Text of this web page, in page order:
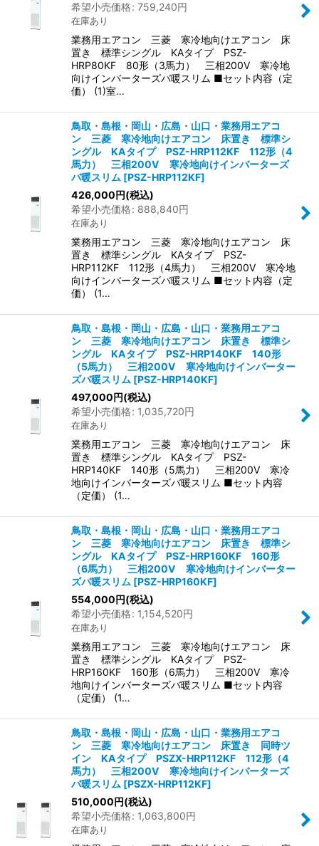
希望小売価格: 759,240円
在庫あり
業務用エアコン 三菱 寒冷地向けエアコン 床
置き 標準シングル KAタイプ PSZ-
HRP80KF 80形（3馬力） 三相200V 寒冷地
向けインバーターズバ暖スリム ■セット内容（定
価） (1)室…
鳥取・島根・岡山・広島・山口・業務用エアコ
ン 三菱 寒冷地向けエアコン 床置き 標準シ
ングル KAタイプ PSZ-HRP112KF 112形（4
馬力） 三相200V 寒冷地向けインバーターズ
バ暖スリム [PSZ-HRP112KF]
426,000円(税込)
希望小売価格: 888,840円
在庫あり
業務用エアコン 三菱 寒冷地向けエアコン 床
置き 標準シングル KAタイプ PSZ-
HRP112KF 112形（4馬力） 三相200V 寒冷地
向けインバーターズバ暖スリム ■セット内容（定
価） (1…
鳥取・島根・岡山・広島・山口・業務用エアコ
ン 三菱 寒冷地向けエアコン 床置き 標準シ
ングル KAタイプ PSZ-HRP140KF 140形
（5馬力） 三相200V 寒冷地向けインバーター
ズバ暖スリム [PSZ-HRP140KF]
497,000円(税込)
希望小売価格: 1,035,720円
在庫あり
業務用エアコン 三菱 寒冷地向けエアコン 床
置き 標準シングル KAタイプ PSZ-
HRP140KF 140形（5馬力） 三相200V 寒冷
地向けインバーターズバ暖スリム ■セット内容
（定価） (1…
鳥取・島根・岡山・広島・山口・業務用エアコ
ン 三菱 寒冷地向けエアコン 床置き 標準シ
ングル KAタイプ PSZ-HRP160KF 160形
（6馬力） 三相200V 寒冷地向けインバーター
ズバ暖スリム [PSZ-HRP160KF]
554,000円(税込)
希望小売価格: 1,154,520円
在庫あり
業務用エアコン 三菱 寒冷地向けエアコン 床
置き 標準シングル KAタイプ PSZ-
HRP160KF 160形（6馬力） 三相200V 寒冷
地向けインバーターズバ暖スリム ■セット内容
（定価） (1…
鳥取・島根・岡山・広島・山口・業務用エアコ
ン 三菱 寒冷地向けエアコン 床置き 同時ツ
イン KAタイプ PSZX-HRP112KF 112形（4
馬力） 三相200V 寒冷地向けインバーターズ
バ暖スリム [PSZX-HRP112KF]
510,000円(税込)
希望小売価格: 1,063,800円
在庫あり